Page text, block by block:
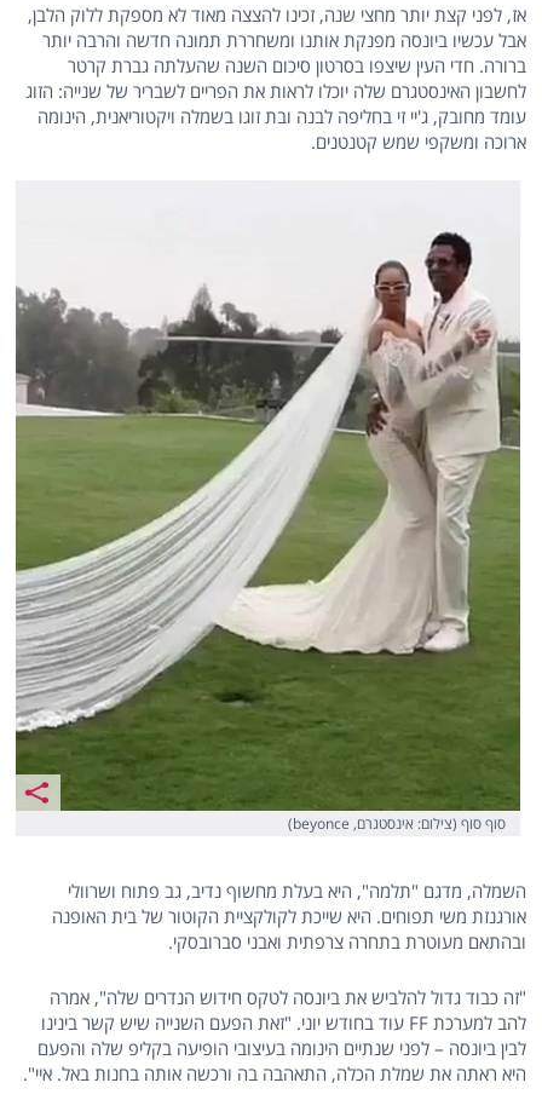
אז, לפני קצת יותר מחצי שנה, זכינו להצצה מאוד לא מספקת ללוק הלבן,
אבל עכשיו ביונסה מפנקת אותנו ומשחררת תמונה חדשה והרבה יותר
ברורה. חדי העין שיצפו בסרטון סיכום השנה שהעלתה גברת קרטר
לחשבון האינסטגרם שלה יוכלו לראות את הפריים לשבריר של שנייה: הזוג
עומד מחובק, ג'יי זי בחליפה לבנה ובת זוגו בשמלה ויקטוריאנית, הינומה
ארוכה ומשקפי שמש קטנטנים.
סוף סוף (צילום: אינסטגרם, beyonce)
השמלה, מדגם "תלמה", היא בעלת מחשוף נדיב, גב פתוח ושרוולי
אורגנזת משי תפוחים. היא שייכת לקולקציית הקוטור של בית האופנה
ובהתאם מעוטרת בתחרה צרפתית ואבני סברובסקי.
"זה כבוד גדול להלביש את ביונסה לטקס חידוש הנדרים שלה", אמרה
להב למערכת FF עוד בחודש יוני. "זאת הפעם השנייה שיש קשר בינינו
לבין ביונסה – לפני שנתיים הינומה בעיצובי הופיעה בקליפ שלה והפעם
היא ראתה את שמלת הכלה, התאהבה בה ורכשה אותה בחנות באל. איי".